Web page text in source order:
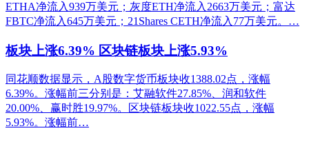
ETHA净流入939万美元；灰度ETH净流入2663万美元；富达
FBTC净流入645万美元；21Shares CETH净流入77万美元。…
板块上涨6.39% 区块链板块上涨5.93%
同花顺数据显示，A股数字货币板块收1388.02点，涨幅
6.39%。涨幅前三分别是：艾融软件27.85%、润和软件
20.00%、赢时胜19.97%。区块链板块收1022.55点，涨幅
5.93%。涨幅前…